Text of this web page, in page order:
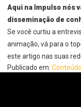
Aqui na Impulso nós
disseminação de
Se você curtiu a
animação, vá para o
este artigo nas suas
Publicado em: